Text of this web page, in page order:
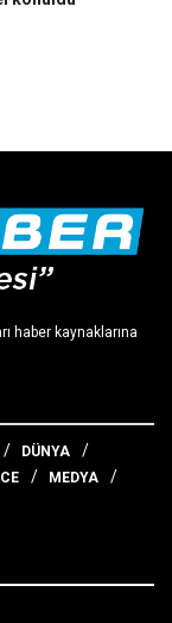
haber kaynaklarına
DÜNYA
MEDYA